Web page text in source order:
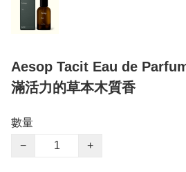
Aesop Tacit Eau de
滿活力的草本木質香
數量
−
+